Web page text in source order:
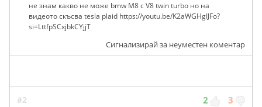
не знам какво не може bmw M8 с V8 twin turbo но на
видеото скъсва tesla plaid https://youtu.be/K2aWGHgIJFo?
si=LttfpSCxjbkCYjjT
Сигнализирай за неуместен коментар
#2 2 3